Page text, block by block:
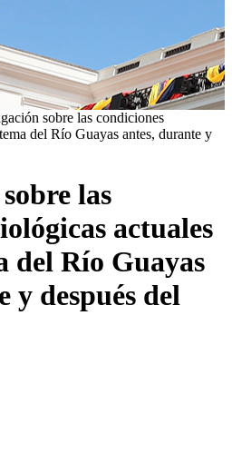
sobre las condiciones
del Río Guayas antes, durante y
las
actuales
del Río Guayas
y después del